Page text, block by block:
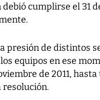
cumplirse el 31
presión de distintos
equipos en ese
de 2011,
resolución.